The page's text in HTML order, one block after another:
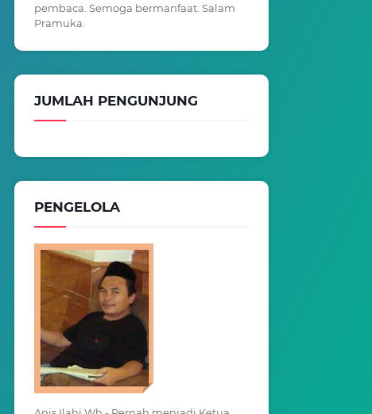
pembaca. Semoga bermanfaat. Salam
Pramuka.
JUMLAH PENGUNJUNG
PENGELOLA